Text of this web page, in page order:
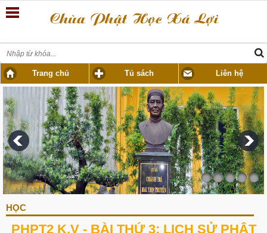
Trang chủ Tủ sách Liên hệ
HỌC
PHPT2 K.V - BÀI THỨ 3: LỊCH SỬ PHẬT